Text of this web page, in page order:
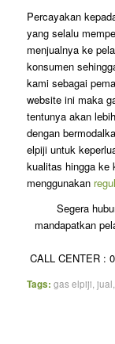
Percayakan
yang selalu
menjualnya ke
konsumen
kami sebagai
website ini maka
tentunya akan
dengan
elpiji untuk
kualitas hingga ke
menggunakan
Segera
mandapatkan
CALL CENTER :
Tags: gas elpiji,jual,